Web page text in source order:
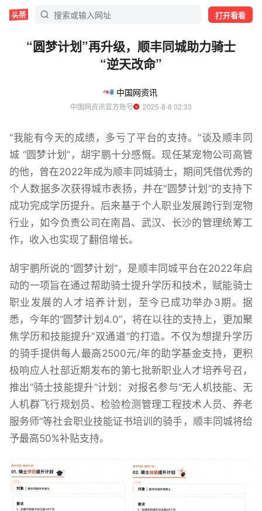
打开看看
“圆梦计划”再升级，顺丰同城助力骑士
“逆天改命”
中国网资讯
中国网资讯官方账号
  2025-8-8 02:33
“我能有今天的成绩，多亏了平台的支持。”谈及顺丰同
城 “圆梦计划”，胡宇鹏十分感慨。现任某宠物公司高管
的他，曾在2022年成为顺丰同城骑士，期间凭借优秀的
个人数据多次获得城市表扬，并在“圆梦计划”的支持下
成功完成学历提升。后来基于个人职业发展跨行到宠物
行业，如今负责公司在南昌、武汉、长沙的管理统筹工
作，收入也实现了翻倍增长。
胡宇鹏所说的“圆梦计划”，是顺丰同城平台在2022年启
动的一项旨在通过帮助骑士提升学历和技术，赋能骑士
职业发展的人才培养计划，至今已成功举办3期。据
悉，今年的“圆梦计划4.0”，将在以往的支持上，更加聚
焦学历和技能提升“双通道”的打造。不仅为想提升学历
的骑手提供每人最高2500元/年的助学基金支持，更积
极响应人社部近期发布的第七批新职业人才培养号召，
推出“骑士技能提升”计划：对报名参与“无人机技能、无
人机群飞行规划员、检验检测管理工程技术人员、养老
服务师”等社会职业技能证书培训的骑手，顺丰同城将给
予最高50%补贴支持。